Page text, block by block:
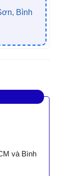
Bình
và Bình